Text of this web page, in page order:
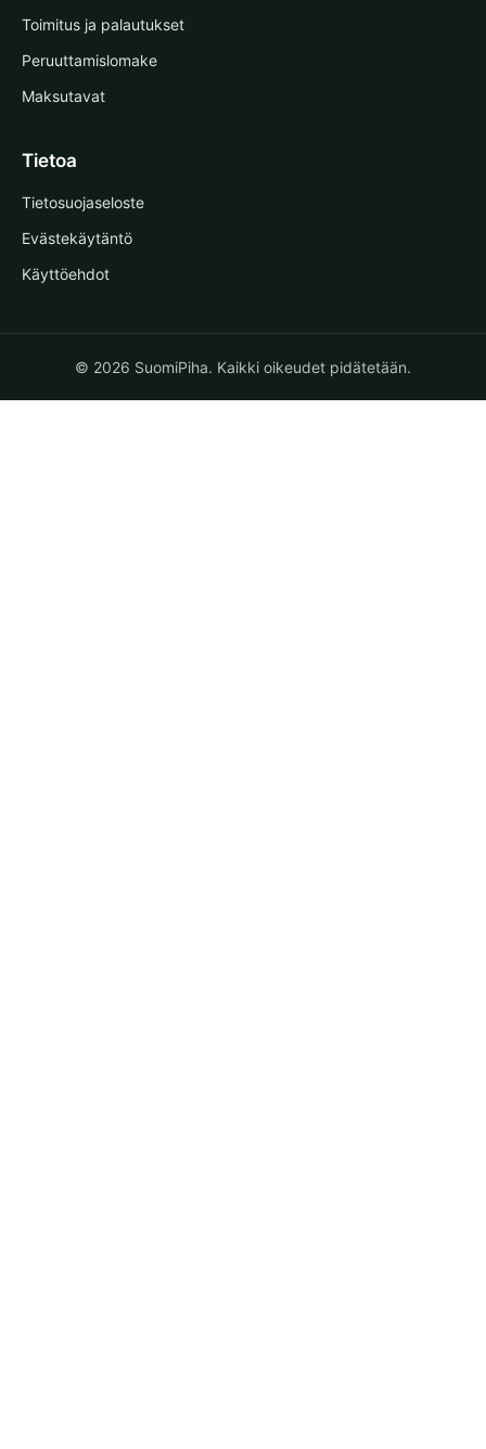
Toimitus ja palautukset
Peruuttamislomake
Maksutavat
Tietoa
Tietosuojaseloste
Evästekäytäntö
Käyttöehdot
© 2026 SuomiPiha. Kaikki oikeudet pidätetään.